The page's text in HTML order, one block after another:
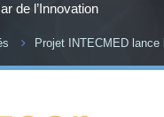
de l’Innovation
Projet INTECMED lance